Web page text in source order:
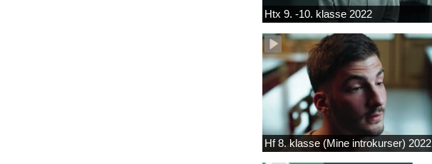
Htx 9. -10. klasse 2022
Hf 8. klasse (Mine introkurser) 2022